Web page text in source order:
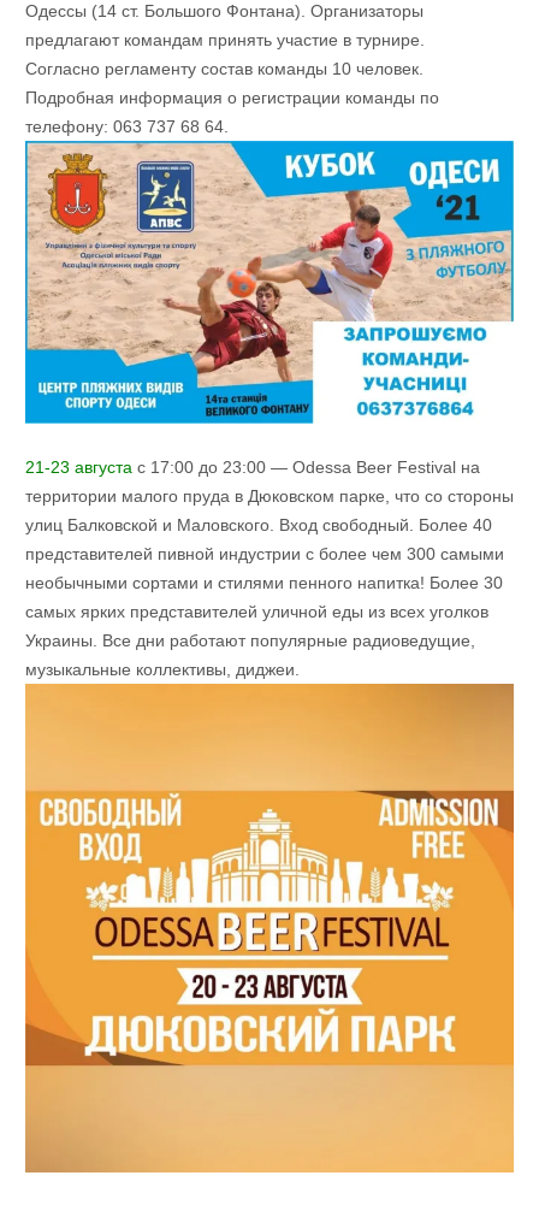
Одессы (14 ст. Большого Фонтана). Организаторы
предлагают командам принять участие в турнире.
Согласно регламенту состав команды 10 человек.
Подробная информация о регистрации команды по
телефону: 063 737 68 64.
21-23 августа с 17:00 до 23:00 — Odessa Beer Festival на
территории малого пруда в Дюковском парке, что со стороны
улиц Балковской и Маловского. Вход свободный. Более 40
представителей пивной индустрии с более чем 300 самыми
необычными сортами и стилями пенного напитка! Более 30
самых ярких представителей уличной еды из всех уголков
Украины. Все дни работают популярные радиоведущие,
музыкальные коллективы, диджеи.